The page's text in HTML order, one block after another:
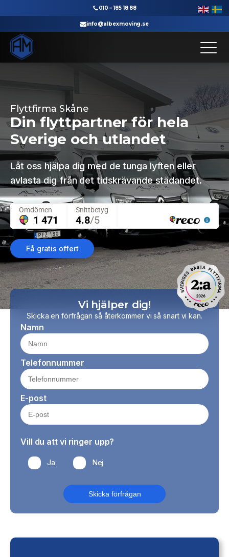
010 – 185 18 88
info@albexmoving.se
Till startsidan
Flyttfirma Skåne
Din flyttpartner för hela
Sverige och utlandet
Låt oss hjälpa dig med de tunga lyften eller
avlasta dig från det tidskrävande städandet.
Få gratis offert
Vi hjälper dig!
Skicka en förfrågan så återkommer vi så snart vi kan.
Namn
Telefonnummer
E-post
Vill du att vi ringer upp?
Ja Nej